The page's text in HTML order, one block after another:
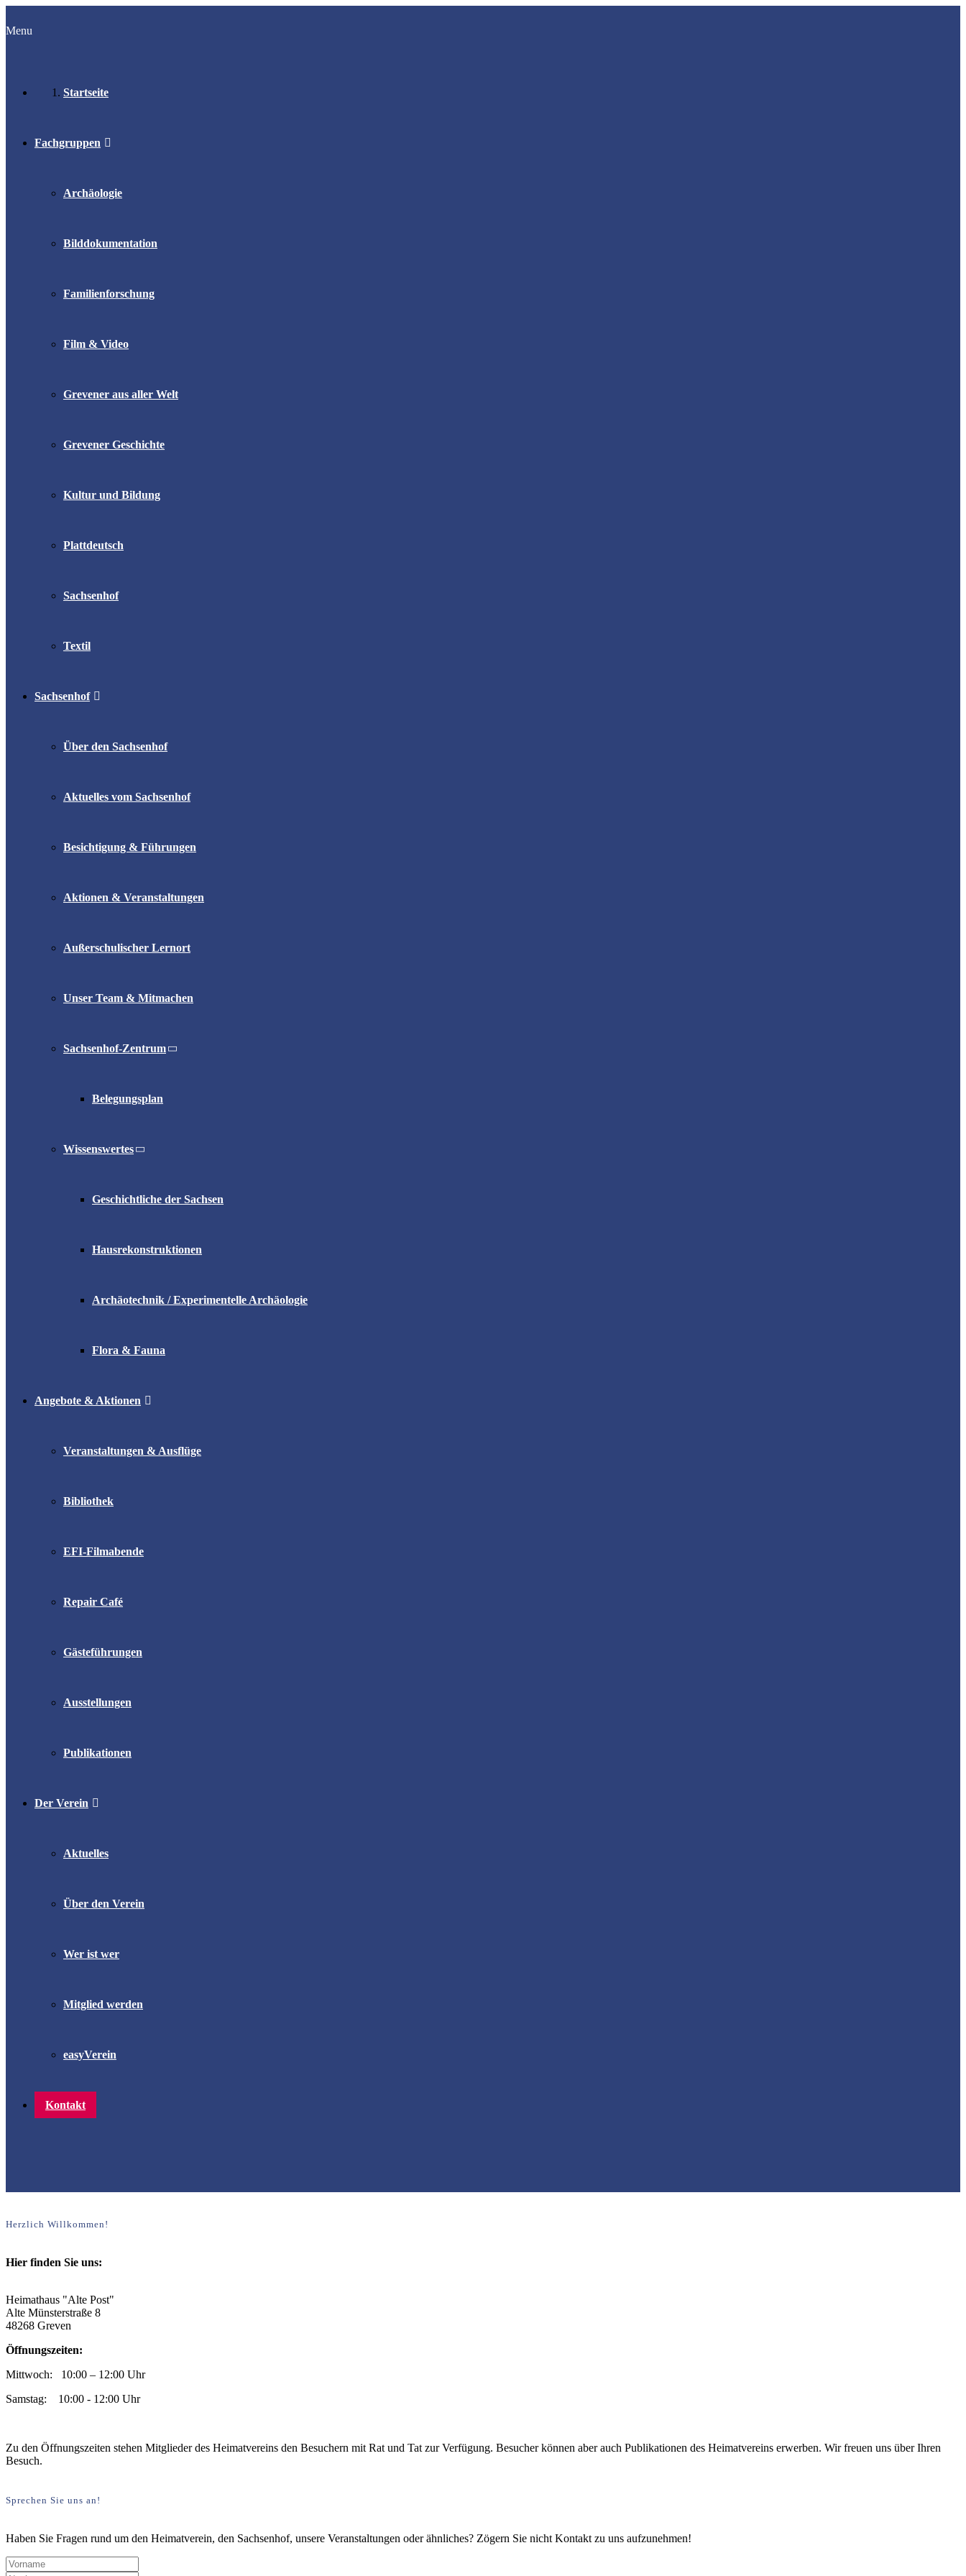
Menu
Startseite
Fachgruppen
Archäologie
Bilddokumentation
Familienforschung
Film & Video
Grevener aus aller Welt
Grevener Geschichte
Kultur und Bildung
Plattdeutsch
Sachsenhof
Textil
Sachsenhof
Über den Sachsenhof
Aktuelles vom Sachsenhof
Besichtigung & Führungen
Aktionen & Veranstaltungen
Außerschulischer Lernort
Unser Team & Mitmachen
Sachsenhof-Zentrum
Belegungsplan
Wissenswertes
Geschichtliche der Sachsen
Hausrekonstruktionen
Archäotechnik / Experimentelle Archäologie
Flora & Fauna
Angebote & Aktionen
Veranstaltungen & Ausflüge
Bibliothek
EFI-Filmabende
Repair Café
Gästeführungen
Ausstellungen
Publikationen
Der Verein
Aktuelles
Über den Verein
Wer ist wer
Mitglied werden
easyVerein
Kontakt
Herzlich Willkommen!
Hier finden Sie uns:
Heimathaus "Alte Post"
Alte Münsterstraße 8
48268 Greven
Öffnungszeiten:
Mittwoch: 10:00 – 12:00 Uhr
Samstag: 10:00 - 12:00 Uhr
Zu den Öffnungszeiten stehen Mitglieder des Heimatvereins den Besuchern mit Rat und Tat zur Verfügung. Besucher können aber auch Publikationen des Heimatvereins erwerben. Wir freuen uns über Ihren
Besuch.
Sprechen Sie uns an!
Haben Sie Fragen rund um den Heimatverein, den Sachsenhof, unsere Veranstaltungen oder ähnliches? Zögern Sie nicht Kontakt zu uns aufzunehmen!